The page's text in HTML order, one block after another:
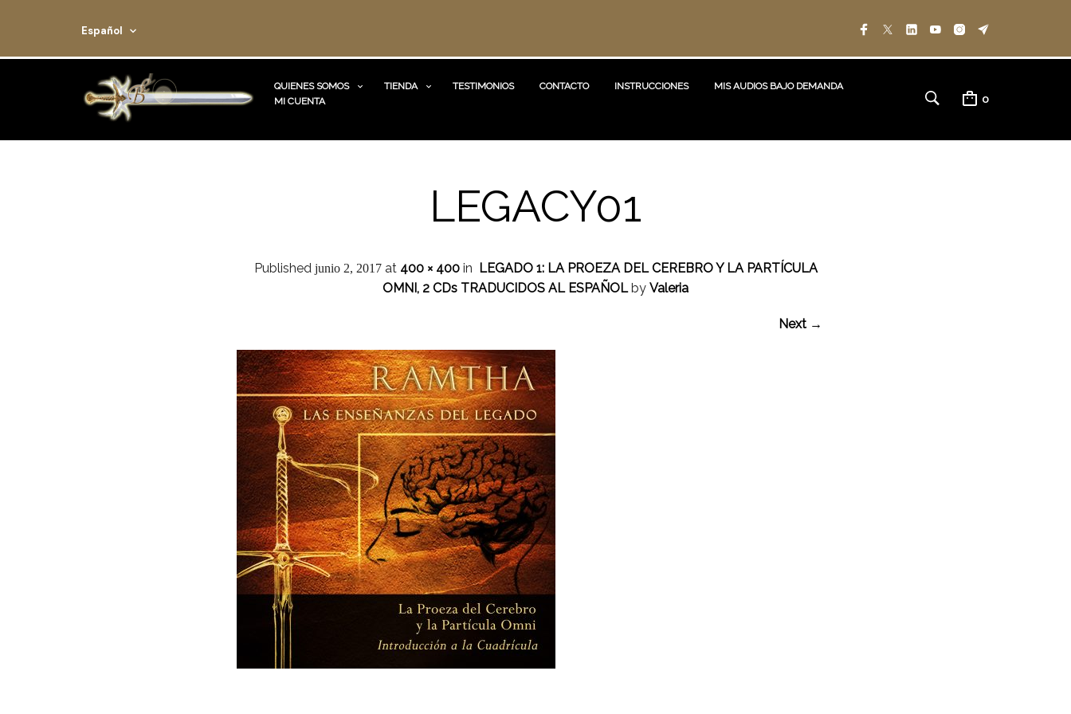
Español
QUIENES SOMOS TIENDA TESTIMONIOS CONTACTO INSTRUCCIONES
MIS AUDIOS BAJO DEMANDA
MI CUENTA
0
LEGACY01
Published junio 2, 2017at 400 × 400in LEGADO 1: LA PROEZA DEL CEREBRO Y LA PARTÍCULA
OMNI, 2 CDs TRADUCIDOS AL ESPAÑOLby Valeria
Next →